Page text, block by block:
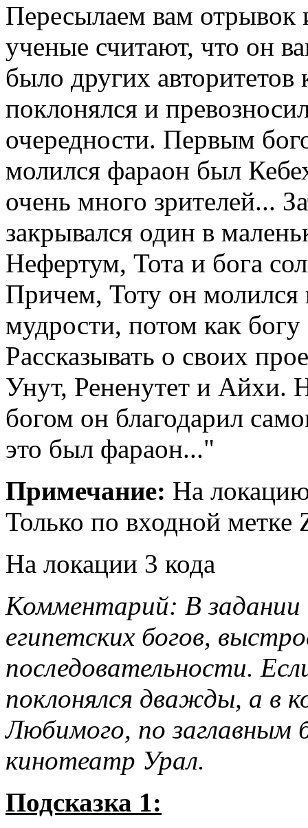
Пересылаем вам отрывок
ученые считают, что он
было других
поклонялся и
очередности. Первым
молился фараон был
очень много зрителей...
закрывался один в
Нефертум, Тота и бога
Причем, Тоту он молился
мудрости, потом как богу
Рассказывать о своих
Унут, Рененутет и Айхи.
богом он благодарил
это был фараон..."
Примечание: На
Только по входной метке
На локации 3 кода
Комментарий: В задании
египетских богов,
последовательности.
поклонялся дважды, а в
Любимого, по
кинотеатр Урал.
Подсказка 1: